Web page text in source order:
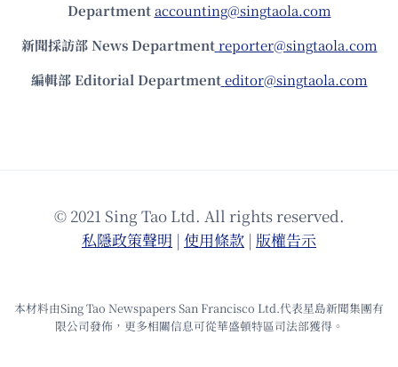
Department accounting@singtaola.com
新聞採訪部 News Department reporter@singtaola.com
編輯部 Editorial Department editor@singtaola.com
© 2021 Sing Tao Ltd. All rights reserved.
私隱政策聲明 | 使⽤條款 | 版權告⽰
本材料由Sing Tao Newspapers San Francisco Ltd.代表星島新聞集團有
限公司發佈，更多相關信息可從華盛頓特區司法部獲得。